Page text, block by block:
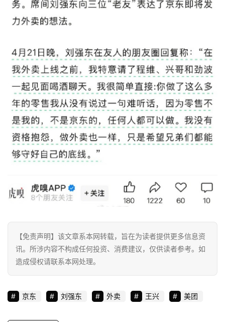
首
资
讯
商
业
消
费
技
财
经
教
育
登录 注册
【免责声明】该文章系本网转载，旨在为读者提供更多信息资
讯。所涉内容不构成任何投资、消费建议，仅供读者参考。如
造成侵权请联系本网处理。
京东 刘强东 外卖 王兴 美团